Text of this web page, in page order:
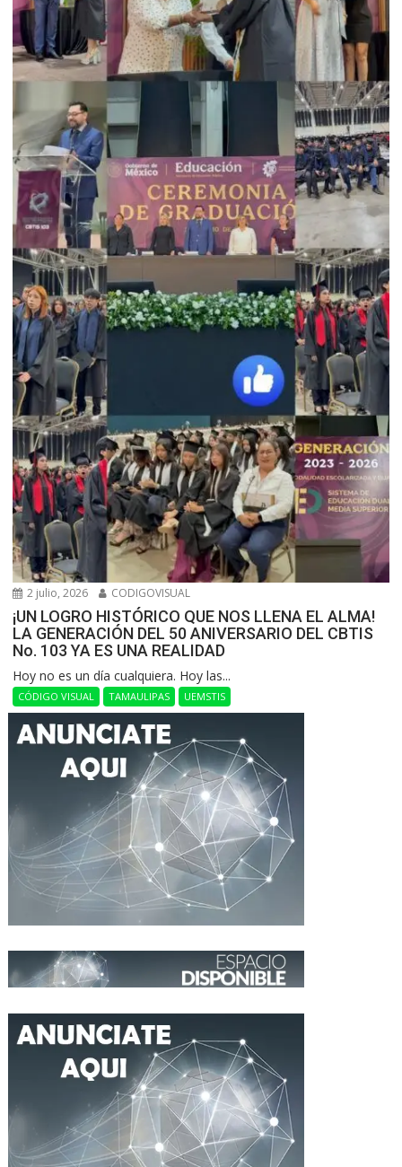
2 julio, 2026 CODIGOVISUAL
¡UN LOGRO HISTÓRICO QUE NOS LLENA EL ALMA!
LA GENERACIÓN DEL 50 ANIVERSARIO DEL CBTIS
No. 103 YA ES UNA REALIDAD
Hoy no es un día cualquiera. Hoy las...
CÓDIGO VISUAL TAMAULIPAS UEMSTIS